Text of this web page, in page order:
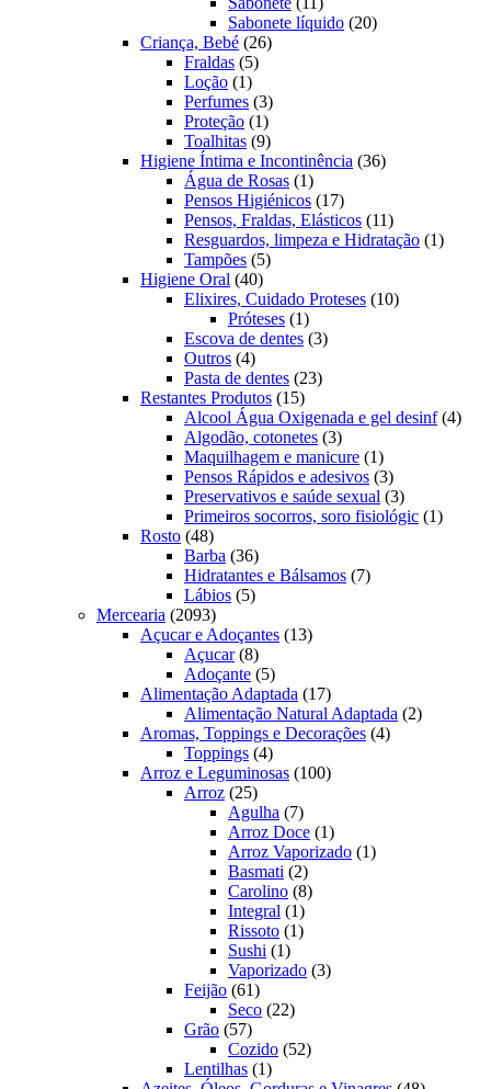
produtos
Sabonete líquido 2020
Criança, Bebé 2626
Fraldas 55
Loção 11
produto
Perfumes 33
produtos
Proteção 11
produto
Toalhitas 99
produtos
Higiene Íntima e Incontinência 3636
Água de Rosas 11
produto
Pensos Higiénicos 1717
produtos
Pensos, Fraldas, Elásticos 1111
produtos
Resguardos, limpeza e Hidratação 11
Tampões 55
Higiene Oral 4040
produtos
Elixires, Cuidado Proteses 1010
Próteses 11
produto
Escova de dentes 33
Outros 44
produtos
Pasta de dentes 2323
Restantes Produtos 1515
produtos
Alcool Água Oxigenada e gel desinf 44
Algodão, cotonetes 33
produtos
Maquilhagem e manicure 11
produto
Pensos Rápidos e adesivos 33
produtos
Preservativos e saúde sexual 33
produtos
Primeiros socorros, soro fisiológic 11
Rosto 4848
produtos
Barba 3636
produtos
Hidratantes e Bálsamos 77
Lábios 55
Mercearia 20932093
produtos
Açucar e Adoçantes 1313
Açucar 88
produtos
Adoçante 55
produtos
Alimentação Adaptada 1717
produtos
Alimentação Natural Adaptada 22
Aromas, Toppings e Decorações 44
Toppings 44
produtos
Arroz e Leguminosas 100100
Arroz 2525
produtos
Agulha 77
produtos
Arroz Doce 11
produto
Arroz Vaporizado 11
Basmati 22
produtos
Carolino 88
Integral 11
produto
Rissoto 11
Sushi 11
produto
Vaporizado 33
Feijão 6161
produtos
Seco 2222
Grão 5757
produtos
Cozido 5252
Lentilhas 11